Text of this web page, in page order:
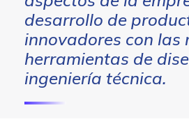
desarrollo de
innovadores con las
herramientas de
ingeniería técnica.